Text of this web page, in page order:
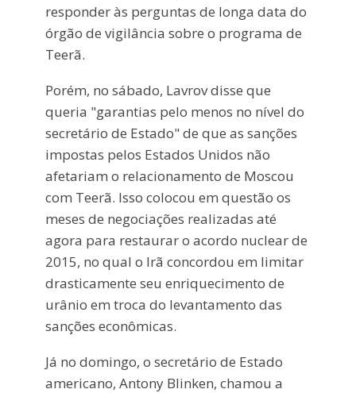
responder às perguntas de longa data do
órgão de vigilância sobre o programa de
Teerã.
Porém, no sábado, Lavrov disse que
queria "garantias pelo menos no nível do
secretário de Estado" de que as sanções
impostas pelos Estados Unidos não
afetariam o relacionamento de Moscou
com Teerã. Isso colocou em questão os
meses de negociações realizadas até
agora para restaurar o acordo nuclear de
2015, no qual o Irã concordou em limitar
drasticamente seu enriquecimento de
urânio em troca do levantamento das
sanções econômicas.
Já no domingo, o secretário de Estado
americano, Antony Blinken, chamou a